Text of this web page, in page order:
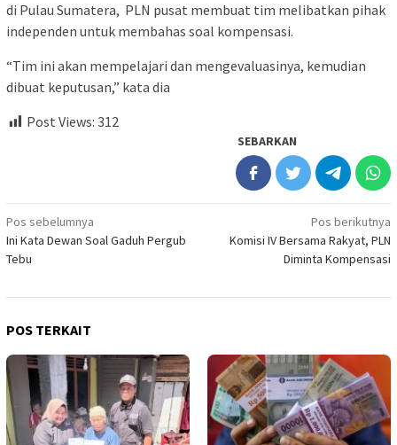
di Pulau Sumatera, PLN pusat membuat tim melibatkan pihak
independen untuk membahas soal kompensasi.
“Tim ini akan mempelajari dan mengevaluasinya, kemudian
dibuat keputusan,” kata dia
Post Views: 312
SEBARKAN
Navigasi
pos
Pos sebelumnya
Ini Kata Dewan Soal Gaduh Pergub
Tebu
Pos berikutnya
Komisi IV Bersama Rakyat, PLN
Diminta Kompensasi
POS TERKAIT